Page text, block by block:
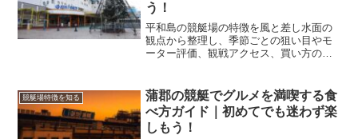
う！
平和島の競艇場の特徴を風と差し水面の
観点から整理し、季節ごとの狙い目やモ
ーター評価、観戦アクセス、買い方の型
競艇場特徴を知る
蒲郡の競艇でグルメを満喫する食
べ方ガイド｜初めてでも迷わず楽
しもう！